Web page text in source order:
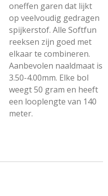
oneffen garen dat lijkt
op veelvoudig gedragen
spijkerstof. Alle Softfun
reeksen zijn goed met
elkaar te combineren.
Aanbevolen naaldmaat is
3.50-4.00mm. Elke bol
weegt 50 gram en heeft
een looplengte van 140
meter.